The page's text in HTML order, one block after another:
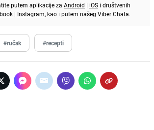
putem aplikacije za Android | iOS i društvenih
| Instagram, kao i putem našeg ViberChata.
#ručak #recepti